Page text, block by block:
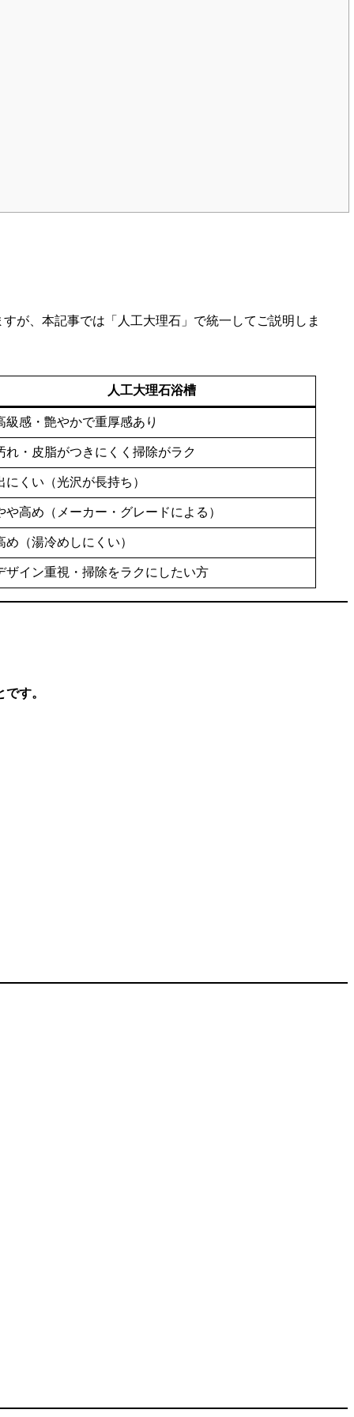
が、本記事では「人工大理石」で統一してご説明しま
人工大理石浴槽
級感・艶やかで重厚感あり
れ・皮脂がつきにくく掃除がラク
にくい（光沢が長持ち）
や高め（メーカー・グレードによる）
め（湯冷めしにくい）
ザイン重視・掃除をラクにしたい方
す。